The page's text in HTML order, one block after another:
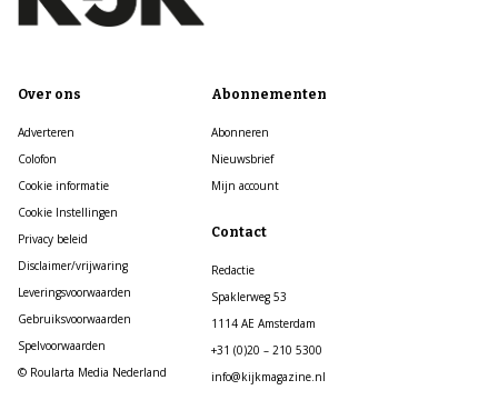
Over ons
Adverteren
Colofon
Cookie informatie
Cookie Instellingen
Privacy beleid
Disclaimer/vrijwaring
Leveringsvoorwaarden
Gebruiksvoorwaarden
Spelvoorwaarden
© Roularta Media Nederland
Abonnementen
Abonneren
Nieuwsbrief
Mijn account
Contact
Redactie
Spaklerweg 53
1114 AE Amsterdam
+31 (0)20 – 210 5300
info@kijkmagazine.nl